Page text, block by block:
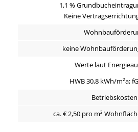
1,1 %
Keine
keine
Werte laut
HWB 30,8 kWh/m²a;
Betriebskosten
ca. € 2,50 pro m²